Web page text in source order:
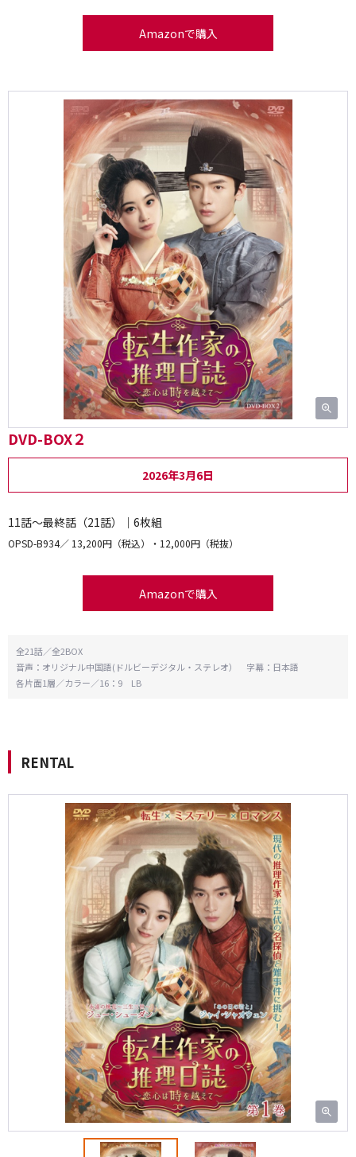
Amazonで購入
DVD-BOX２
2026年3月6日
11話～最終話（21話）｜6枚組
OPSD-B934 13,200円（税込）・12,000円（税抜）
Amazonで購入
全21話／全2BOX
音声：オリジナル中国語(ドルビーデジタル・ステレオ） 字幕：日本語
各片面1層／カラー／16：9 LB
RENTAL